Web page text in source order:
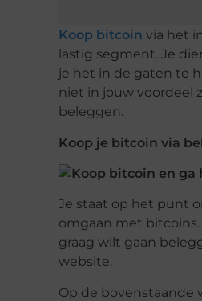
Koop bitcoin via het
lastig segment. Je
je het in de gaten te
niet in jouw voordeel
beleggen.
Koop je bitcoin via
Je staat op het punt
omgaan met
graag wilt gaan
website.
Op de bovenstaande